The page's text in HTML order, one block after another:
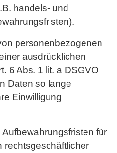
handels- und
personenbezogenen
ausdrücklichen
6 Abs. 1 lit. a DSGVO
Daten so lange
Einwilligung
für
rechtsgeschäftlicher